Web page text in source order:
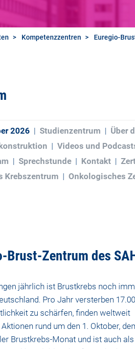
Kompetenzzentren Euregio-
2026 Studienzentrum
Über
Videos und
Sprechstunde Kontakt
Krebszentrum Onkologisches
Brust-Zentrum des
jährlich ist Brustkrebs noch
Pro Jahr versterben
zu schärfen, finden weltweit
rund um den 1. Oktober,
Brustkrebs-Monat und ist auch als